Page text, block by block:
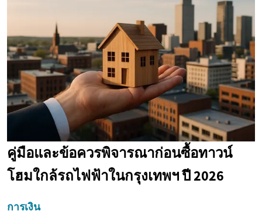
คู่มือและข้อควรพิจารณาก่อนซื้อทาวน์
โฮมใกล้รถไฟฟ้าในกรุงเทพฯ ปี 2026
การเงิน